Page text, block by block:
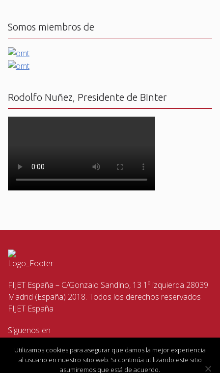
Somos miembros de
Rodolfo Nuñez, Presidente de BInter
FIJET España – C/Gonzalo Sandino, 13 1º izquierda 28039
Madrid (España) 2018. Todos los derechos reservados
FIJET España
Siguenos en
Utilizamos cookies para asegurar que damos la mejor experiencia
al usuario en nuestro sitio web. Si continúa utilizando este sitio
asumiremos que está de acuerdo.